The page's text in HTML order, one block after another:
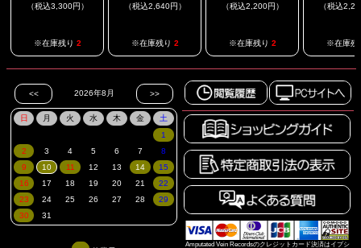
（税込3,300円）
※在庫残り 2
（税込2,640円）
※在庫残り 2
（税込2,200円）
※在庫残り 2
（税込
※在庫残
Amputated Vein Recordsのクレジットカード決済はイプシ